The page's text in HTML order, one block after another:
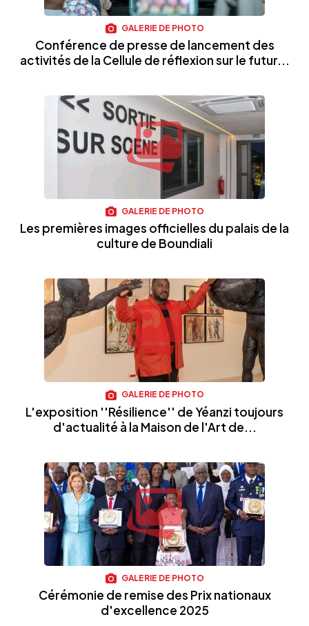
GALERIE DE PHOTO
Conférence de presse de lancement des
activités de la Cellule de réflexion sur le futur...
GALERIE DE PHOTO
Les premières images officielles du palais de la
culture de Boundiali
GALERIE DE PHOTO
L'exposition ''Résilience'' de Yéanzi toujours
d'actualité à la Maison de l'Art de...
GALERIE DE PHOTO
Cérémonie de remise des Prix nationaux
d'excellence 2025